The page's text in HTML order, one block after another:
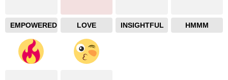
EMPOWERED LOVE INSIGHTFUL HMMM